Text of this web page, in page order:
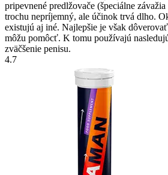
pripevnené predlžovače (špeciálne
trochu nepríjemný, ale účinok trvá dlho.
existujú aj iné. Najlepšie je však
môžu pomôcť. K tomu používajú
zväčšenie penisu.
4.7